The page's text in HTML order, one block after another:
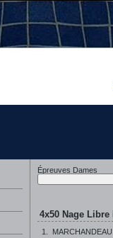
Épreuves Dames
4x50 Nage
1.